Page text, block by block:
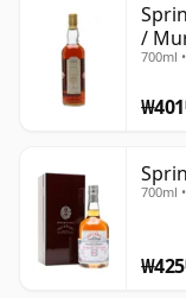
/
700ml
700ml